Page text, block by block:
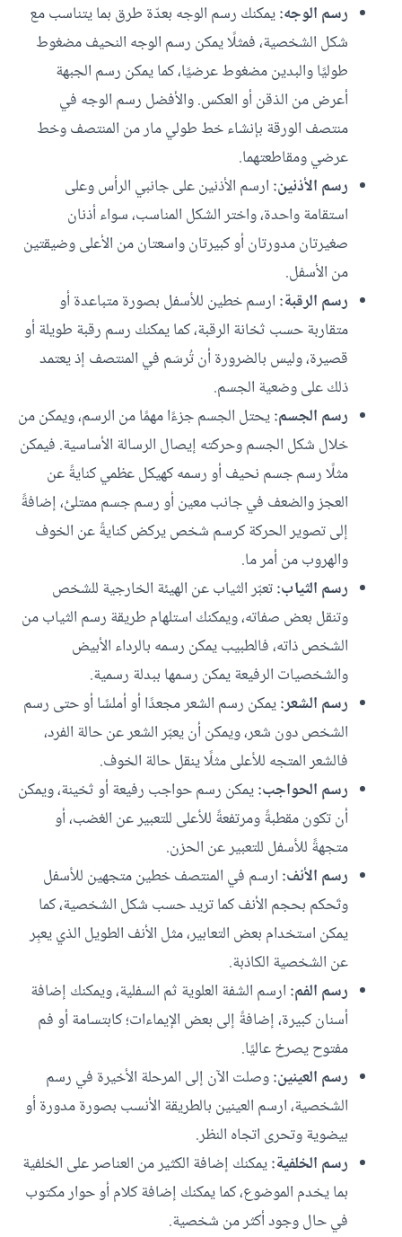
رسم الوجه:يمكنك رسم الوجه بعدّة طرق بما يتناسب مع
شكل الشخصية، فمثلًا يمكن رسم الوجه النحيف مضغوط
طوليًا والبدين مضغوط عرضيًا، كما يمكن رسم الجبهة
أعرض من الذقن أو العكس. والأفضل رسم الوجه في
منتصف الورقة بإنشاء خط طولي مار من المنتصف وخط
عرضي ومقاطعتهما.
رسم الأذنين: ارسم الأذنين على جانبي الرأس وعلى
استقامة واحدة، واختر الشكل المناسب، سواء أذنان
صغيرتان مدورتان أو كبيرتان واسعتان من الأعلى وضيقتين
من الأسفل.
رسم الرقبة: ارسم خطين للأسفل بصورة متباعدة أو
متقاربة حسب ثخانة الرقبة، كما يمكنك رسم رقبة طويلة أو
قصيرة، وليس بالضرورة أن تُرسَم في المنتصف إذ يعتمد
ذلك على وضعية الجسم.
رسم الجسم:يحتل الجسم جزءًا مهمًا من الرسم، ويمكن من
خلال شكل الجسم وحركته إيصال الرسالة الأساسية. فيمكن
مثلًا رسم جسم نحيف أو رسمه كهيكل عظمي كنايةً عن
العجز والضعف في جانب معين أو رسم جسم ممتلئ، إضافةً
إلى تصوير الحركة كرسم شخص يركض كنايةً عن الخوف
والهروب من أمر ما.
رسم الثياب:تعبّر الثياب عن الهيئة الخارجية للشخص
وتنقل بعض صفاته، ويمكنك استلهام طريقة رسم الثياب من
الشخص ذاته، فالطبيب يمكن رسمه بالرداء الأبيض
والشخصيات الرفيعة يمكن رسمها ببدلة رسمية.
رسم الشعر:يمكن رسم الشعر مجعدًا أو أملسًا أو حتى رسم
الشخص دون شعر، ويمكن أن يعبّر الشعر عن حالة الفرد،
فالشعر المتجه للأعلى مثلًا ينقل حالة الخوف.
رسم الحواجب:يمكن رسم حواجب رفيعة أو ثخينة، ويمكن
أن تكون مقطبةً ومرتفعةً للأعلى للتعبير عن الغضب، أو
متجهةً للأسفل للتعبير عن الحزن.
رسم الأنف: ارسم في المنتصف خطين متجهين للأسفل
وتَحكم بحجم الأنف كما تريد حسب شكل الشخصية، كما
يمكن استخدام بعض التعابير، مثل الأنف الطويل الذي يعبِر
عن الشخصية الكاذبة.
رسم الفم: ارسم الشفة العلوية ثم السفلية، ويمكنك إضافة
أسنان كبيرة، إضافةً إلى بعض الإيماءات؛ كابتسامة أو فم
مفتوح يصرخ عاليًا.
رسم العينين:وصلت الآن إلى المرحلة الأخيرة في رسم
الشخصية، ارسم العينين بالطريقة الأنسب بصورة مدورة أو
بيضوية وتحرى اتجاه النظر.
رسم الخلفية:يمكنك إضافة الكثير من العناصر على الخلفية
بما يخدم الموضوع، كما يمكنك إضافة كلام أو حوار مكتوب
في حال وجود أكثر من شخصية.